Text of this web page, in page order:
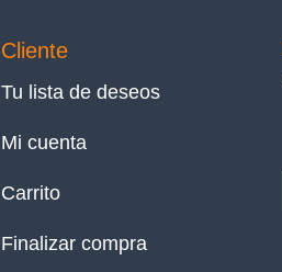
Cliente
Tu lista de deseos
Mi cuenta
Carrito
Finalizar compra